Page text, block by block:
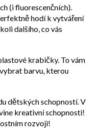
(i fluorescenčních).
hodí k vytváření
dalšího, co vás
krabičky. To vám
barvu, kterou
dětských schopností. V
kreativní schopnosti!
rozvoji!